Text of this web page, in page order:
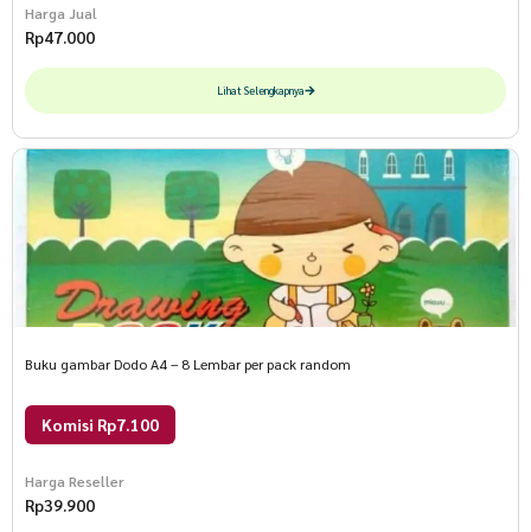
Harga Jual
Rp47.000
Lihat Selengkapnya
Buku gambar Dodo A4 – 8 Lembar per pack random
Komisi Rp7.100
Harga Reseller
Rp39.900